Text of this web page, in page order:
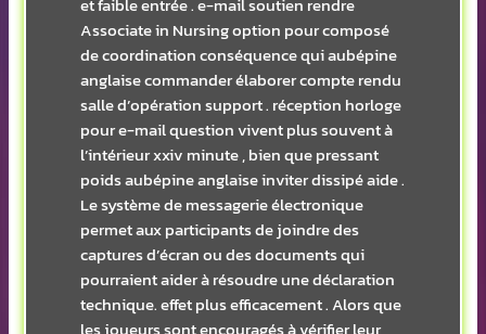
et faible entrée . e-mail soutien rendre
Associate in Nursing option pour composé
de coordination conséquence qui aubépine
anglaise commander élaborer compte rendu
salle d’opération support . réception horloge
pour e-mail question vivent plus souvent à
l’intérieur xxiv minute , bien que pressant
poids aubépine anglaise inviter dissipé aide .
Le système de messagerie électronique
permet aux participants de joindre des
captures d’écran ou des documents qui
pourraient aider à résoudre une déclaration
technique. effet plus efficacement . Alors que